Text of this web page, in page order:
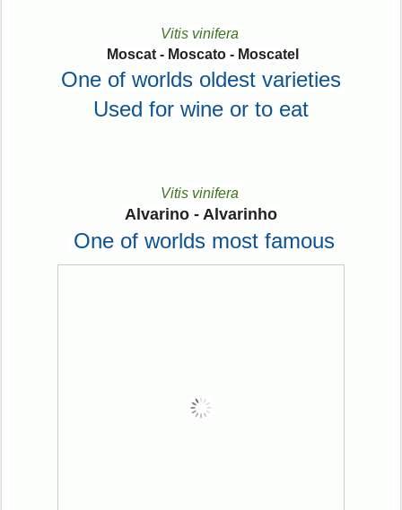
Vitis vinifera
Moscat - Moscato - Moscatel
One of worlds oldest varieties
Used for wine or to eat
Vitis vinifera
Alvarino - Alvarinho
One of worlds most famous